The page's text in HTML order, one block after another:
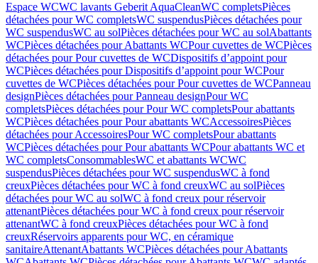
Espace WCWC lavants Geberit AquaCleanWC completsPièces
détachées pour WC completsWC suspendusPièces détachées pour
WC suspendusWC au solPièces détachées pour WC au solAbattants
WCPièces détachées pour Abattants WCPour cuvettes de WCPièces
détachées pour Pour cuvettes de WCDispositifs d’appoint pour
WCPièces détachées pour Dispositifs d’appoint pour WCPour
cuvettes de WCPièces détachées pour Pour cuvettes de WCPanneau
designPièces détachées pour Panneau designPour WC
completsPièces détachées pour Pour WC completsPour abattants
WCPièces détachées pour Pour abattants WCAccessoiresPièces
détachées pour AccessoiresPour WC completsPour abattants
WCPièces détachées pour Pour abattants WCPour abattants WC et
WC completsConsommablesWC et abattants WCWC
suspendusPièces détachées pour WC suspendusWC à fond
creuxPièces détachées pour WC à fond creuxWC au solPièces
détachées pour WC au solWC à fond creux pour réservoir
attenantPièces détachées pour WC à fond creux pour réservoir
attenantWC à fond creuxPièces détachées pour WC à fond
creuxRéservoirs apparents pour WC, en céramique
sanitaireAttenantAbattants WCPièces détachées pour Abattants